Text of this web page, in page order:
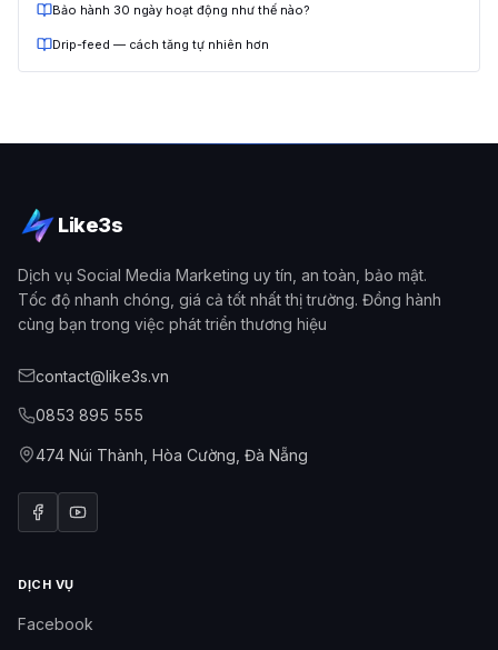
Bảo hành 30 ngày hoạt động như thế nào?
Drip-feed — cách tăng tự nhiên hơn
Like3s
Dịch vụ Social Media Marketing uy tín, an toàn, bảo mật.
Tốc độ nhanh chóng, giá cả tốt nhất thị trường. Đồng hành
cùng bạn trong việc phát triển thương hiệu
contact@like3s.vn
0853 895 555
474 Núi Thành, Hòa Cường, Đà Nẵng
DỊCH VỤ
Facebook